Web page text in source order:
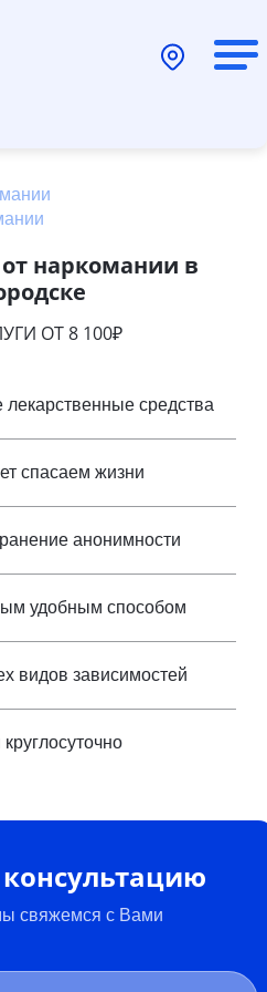
наркомании в
ОТ 8 100₽
средства
спасаем жизни
анонимности
удобным способом
видов зависимостей
свяжемся с Вами